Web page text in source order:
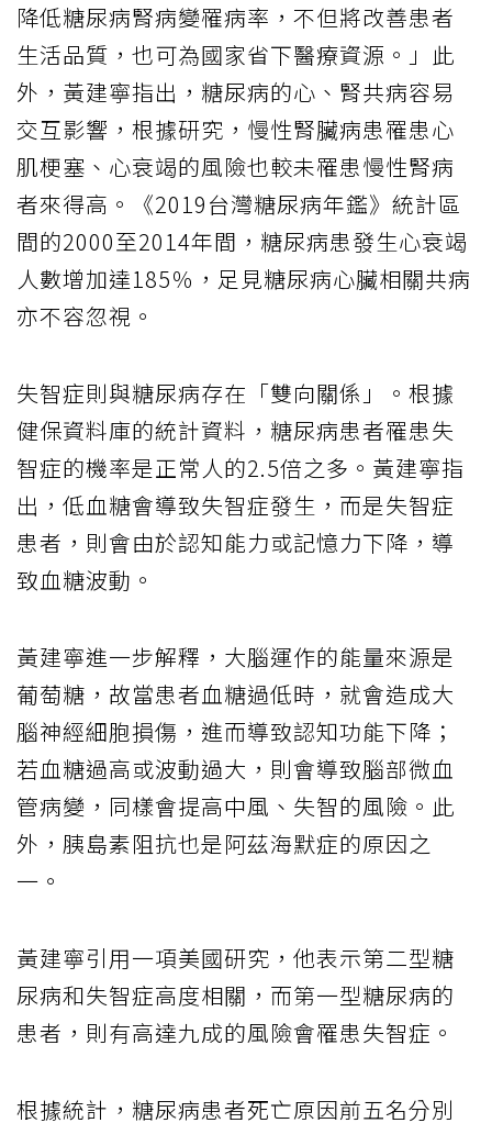
降低糖尿病腎病變罹病率，不但將改善患者
生活品質，也可為國家省下醫療資源。」此
外，黃建寧指出，糖尿病的心、腎共病容易
交互影響，根據研究，慢性腎臟病患罹患心
肌梗塞、心衰竭的風險也較未罹患慢性腎病
者來得高。《2019台灣糖尿病年鑑》統計區
間的2000至2014年間，糖尿病患發生心衰竭
人數增加達185％，足見糖尿病心臟相關共病
亦不容忽視。
失智症則與糖尿病存在「雙向關係」。根據
健保資料庫的統計資料，糖尿病患者罹患失
智症的機率是正常人的2.5倍之多。黃建寧指
出，低血糖會導致失智症發生，而是失智症
患者，則會由於認知能力或記憶力下降，導
致血糖波動。
黃建寧進一步解釋，大腦運作的能量來源是
葡萄糖，故當患者血糖過低時，就會造成大
腦神經細胞損傷，進而導致認知功能下降；
若血糖過高或波動過大，則會導致腦部微血
管病變，同樣會提高中風、失智的風險。此
外，胰島素阻抗也是阿茲海默症的原因之
一。
黃建寧引用一項美國研究，他表示第二型糖
尿病和失智症高度相關，而第一型糖尿病的
患者，則有高達九成的風險會罹患失智症。
根據統計，糖尿病患者死亡原因前五名分別